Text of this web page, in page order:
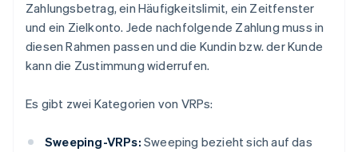
Zahlungsbetrag, ein Häufigkeitslimit, ein Zeitfenster
und ein Zielkonto. Jede nachfolgende Zahlung muss in
diesen Rahmen passen und die Kundin bzw. der Kunde
kann die Zustimmung widerrufen.
Es gibt zwei Kategorien von VRPs:
Sweeping-VRPs: Sweeping bezieht sich auf das